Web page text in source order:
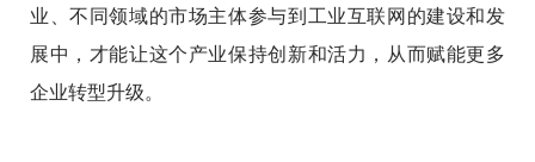
业、不同领域的市场主体参与到工业互联网的建设和发
展中，才能让这个产业保持创新和活力，从而赋能更多
企业转型升级。